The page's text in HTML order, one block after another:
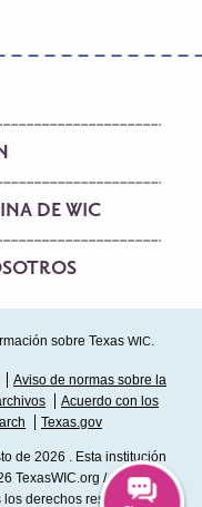
DE WIC
sobre Texas WIC.
Aviso de normas sobre la
Acuerdo con los
Texas.gov
de 2026 . Esta institución
TexasWIC.org / Comisión
derechos reservados.